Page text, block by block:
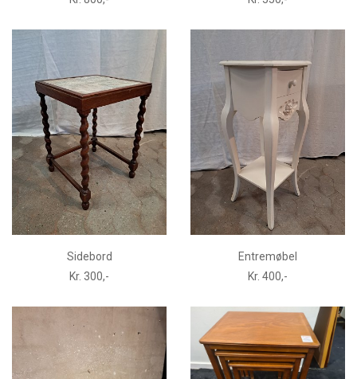
Sidebord
Kr. 300,-
Entremøbel
Kr. 400,-